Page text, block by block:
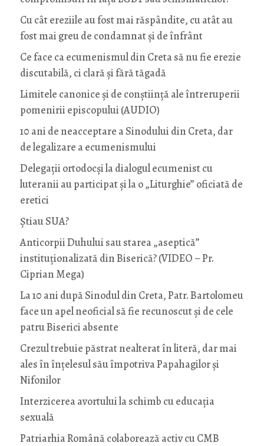
Cu cât ereziile au fost mai răspândite, cu atât au
fost mai greu de condamnat și de înfrânt
Ce face ca ecumenismul din Creta să nu fie erezie
discutabilă, ci clară și fără tăgadă
Limitele canonice și de conștiință ale întreruperii
pomenirii episcopului (AUDIO)
10 ani de neacceptare a Sinodului din Creta, dar
de legalizare a ecumenismului
Delegații ortodocși la dialogul ecumenist cu
luteranii au participat și la o „Liturghie” oficiată de
eretici
Știau SUA?
Anticorpii Duhului sau starea „aseptică”
instituționalizată din Biserică? (VIDEO – Pr.
Ciprian Mega)
La 10 ani după Sinodul din Creta, Patr. Bartolomeu
face un apel neoficial să fie recunoscut și de cele
patru Biserici absente
Crezul trebuie păstrat nealterat în literă, dar mai
ales în înțelesul său împotriva Papahagilor și
Nifonilor
Interzicerea avortului la schimb cu educaţia
sexuală
Patriarhia Română colaborează activ cu CMB